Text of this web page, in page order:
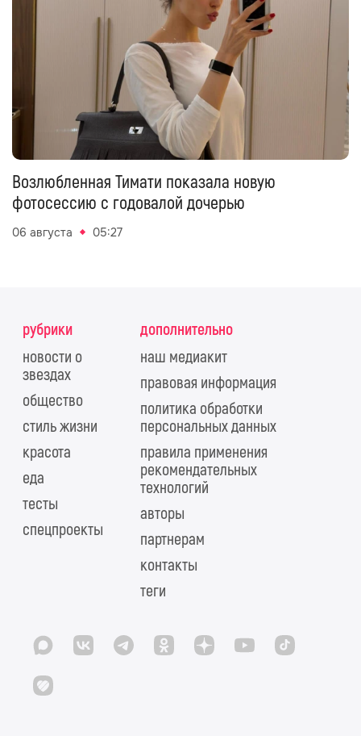
Возлюбленная Тимати показала новую
фотосессию с годовалой дочерью
06 августа 05:27
рубрики
новости о
звездах
общество
стиль жизни
красота
еда
тесты
спецпроекты
дополнительно
наш медиакит
правовая информация
политика обработки
персональных данных
правила применения
рекомендательных
технологий
авторы
партнерам
контакты
теги